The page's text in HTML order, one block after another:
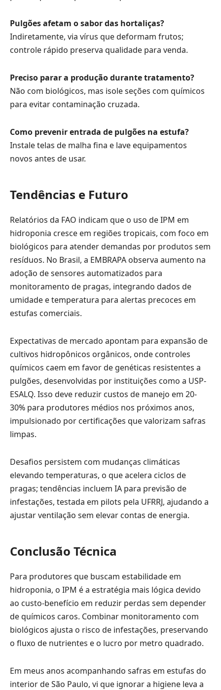
Pulgões afetam o sabor das hortaliças?
Indiretamente, via vírus que deformam frutos;
controle rápido preserva qualidade para venda.
Preciso parar a produção durante tratamento?
Não com biológicos, mas isole seções com químicos
para evitar contaminação cruzada.
Como prevenir entrada de pulgões na estufa?
Instale telas de malha fina e lave equipamentos
novos antes de usar.
Tendências e Futuro
Relatórios da FAO indicam que o uso de IPM em
hidroponia cresce em regiões tropicais, com foco em
biológicos para atender demandas por produtos sem
resíduos. No Brasil, a EMBRAPA observa aumento na
adoção de sensores automatizados para
monitoramento de pragas, integrando dados de
umidade e temperatura para alertas precoces em
estufas comerciais.
Expectativas de mercado apontam para expansão de
cultivos hidropônicos orgânicos, onde controles
químicos caem em favor de genéticas resistentes a
pulgões, desenvolvidas por instituições como a USP-
ESALQ. Isso deve reduzir custos de manejo em 20-
30% para produtores médios nos próximos anos,
impulsionado por certificações que valorizam safras
limpas.
Desafios persistem com mudanças climáticas
elevando temperaturas, o que acelera ciclos de
pragas; tendências incluem IA para previsão de
infestações, testada em pilots pela UFRRJ, ajudando a
ajustar ventilação sem elevar contas de energia.
Conclusão Técnica
Para produtores que buscam estabilidade em
hidroponia, o IPM é a estratégia mais lógica devido
ao custo-benefício em reduzir perdas sem depender
de químicos caros. Combinar monitoramento com
biológicos ajusta o risco de infestações, preservando
o fluxo de nutrientes e o lucro por metro quadrado.
Em meus anos acompanhando safras em estufas do
interior de São Paulo, vi que ignorar a higiene leva a